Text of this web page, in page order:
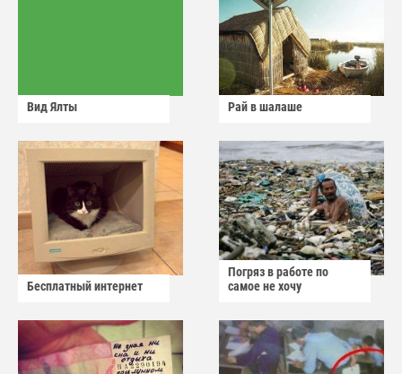
Вид Ялты Рай в шалаше
Бесплатный интернет
Погряз в работе по
самое не хочу